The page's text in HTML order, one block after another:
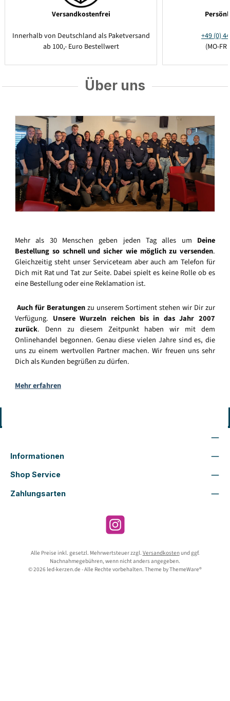
Versandkostenfrei
Innerhalb von Deutschland als Paketversand
ab 100,- Euro Bestellwert
+49 (0)
(MO-
Über uns
Mehr als 30 Menschen geben jeden Tag alles um Deine
Bestellung so schnell und sicher wie möglich zu versenden.
Gleichzeitig steht unser Serviceteam aber auch am Telefon für
Dich mit Rat und Tat zur Seite. Dabei spielt es keine Rolle ob es
eine Bestellung oder eine Reklamation ist.
Auch für Beratungenzu unserem Sortiment stehen wir Dir zur
Verfügung. Unsere Wurzeln reichen bis in das Jahr 2007
zurück. Denn zu diesem Zeitpunkt haben wir mit dem
Onlinehandel begonnen. Genau diese vielen Jahre sind es, die
uns zu einem wertvollen Partner machen. Wir freuen uns sehr
Dich als Kunden begrüßen zu dürfen.
Mehr erfahren
Informationen
Shop Service
Zahlungsarten
Instagram
Alle Preise inkl. gesetzl. Mehrwertsteuer zzgl. Versandkostenund ggf.
Nachnahmegebühren, wenn nicht anders angegeben.
© 2026 led-kerzen.de - Alle Rechte vorbehalten. Theme byThemeWare®